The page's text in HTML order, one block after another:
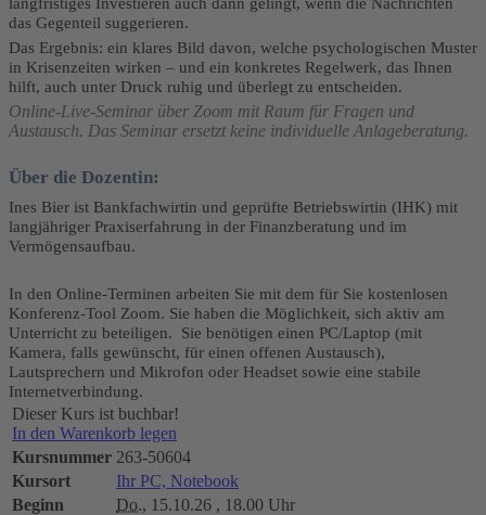
das Gegenteil suggerieren.
Das Ergebnis: ein klares Bild davon, welche psychologischen Muster
in Krisenzeiten wirken – und ein konkretes Regelwerk, das Ihnen
hilft, auch unter Druck ruhig und überlegt zu entscheiden.
Online-Live-Seminar über Zoom mit Raum für Fragen und
Austausch. Das Seminar ersetzt keine individuelle Anlageberatung.
Über die Dozentin:
Ines Bier ist Bankfachwirtin und geprüfte Betriebswirtin (IHK) mit
langjähriger Praxiserfahrung in der Finanzberatung und im
Vermögensaufbau.
In den Online-Terminen arbeiten Sie mit dem für Sie kostenlosen
Konferenz-Tool Zoom. Sie haben die Möglichkeit, sich aktiv am
Unterricht zu beteiligen. Sie benötigen einen PC/Laptop (mit
Kamera, falls gewünscht, für einen offenen Austausch),
Lautsprechern und Mikrofon oder Headset sowie eine stabile
Internetverbindung.
Dieser Kurs ist buchbar!
In den Warenkorb legen
Kursnummer 263-50604
Kursort
Ihr PC, Notebook
Beginn
Do., 15.10.26 , 18.00 Uhr